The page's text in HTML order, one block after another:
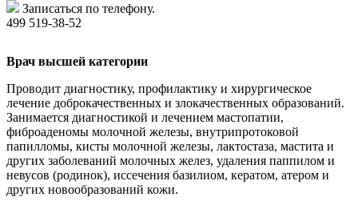
Записаться по телефону.
499 519-38-52
Врач высшей категории
Проводит диагностику, профилактику и хирургическое
лечение доброкачественных и злокачественных образований.
Занимается диагностикой и лечением мастопатии,
фиброаденомы молочной железы, внутрипротоковой
папилломы, кисты молочной железы, лактостаза, мастита и
других заболеваний молочных желез, удаления паппилом и
невусов (родинок), иссечения базилиом, кератом, атером и
других новообразований кожи.